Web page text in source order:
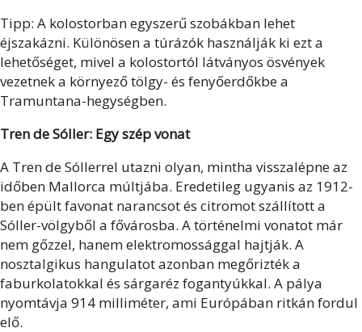
Tipp: A kolostorban egyszerű szobákban lehet
éjszakázni. Különösen a túrázók használják ki ezt a
lehetőséget, mivel a kolostortól látványos ösvények
vezetnek a környező tölgy- és fenyőerdőkbe a
Tramuntana-hegységben.
Tren de Sóller: Egy szép vonat
A Tren de Sóllerrel utazni olyan, mintha visszalépne az
időben Mallorca múltjába. Eredetileg ugyanis az 1912-
ben épült favonat narancsot és citromot szállított a
Sóller-völgyből a fővárosba. A történelmi vonatot már
nem gőzzel, hanem elektromossággal hajtják. A
nosztalgikus hangulatot azonban megőrizték a
faburkolatokkal és sárgaréz fogantyúkkal. A pálya
nyomtávja 914 milliméter, ami Európában ritkán fordul
elő.